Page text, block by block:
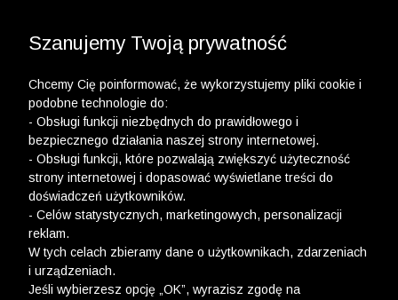
DRUGI I TRZECI PRODUKT >>
Bluzy i t-shirty
ROZMIAR XS
Obwód klatki piersiowej 80-84
Obwód talii 64-68
Wólczanka / Wlc_rozmiary_bluzy_tshirty_damskie
Szanujemy Twoją prywatność
Chcemy Cię poinformować, że wykorzystujemy pliki cookie i
podobne technologie do:
- Obsługi funkcji niezbędnych do prawidłowego i
bezpiecznego działania naszej strony internetowej.
- Obsługi funkcji, które pozwalają zwiększyć użyteczność
strony internetowej i dopasować wyświetlane treści do
doświadczeń użytkowników.
- Celów statystycznych, marketingowych, personalizacji
reklam.
W tych celach zbieramy dane o użytkownikach, zdarzeniach
i urządzeniach.
Jeśli wybierzesz opcję „OK”, wyrazisz zgodę na